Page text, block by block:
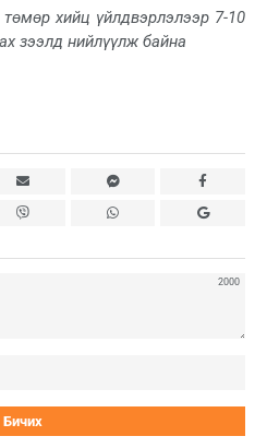
хийц үйлдвэрлэлээр 7-10
зээлд нийлүүлж байна
2000